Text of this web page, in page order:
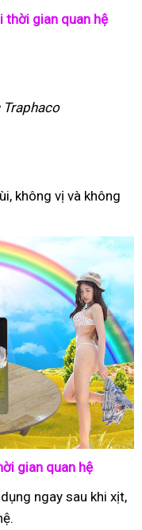
thời gian quan hệ
không vị và không
gian quan hệ
ngay sau khi xịt,